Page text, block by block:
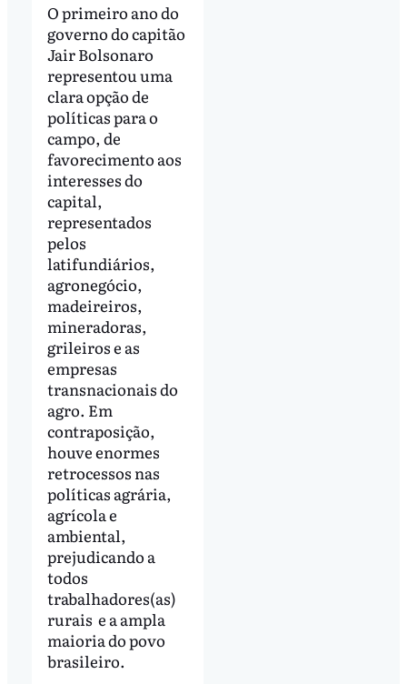
O primeiro ano do
governo do capitão
Jair Bolsonaro
representou uma
clara opção de
políticas para o
campo, de
favorecimento aos
interesses do
capital,
representados
pelos
latifundiários,
agronegócio,
madeireiros,
mineradoras,
grileiros e as
empresas
transnacionais do
agro. Em
contraposição,
houve enormes
retrocessos nas
políticas agrária,
agrícola e
ambiental,
prejudicando a
todos
trabalhadores(as)
rurais e a ampla
maioria do povo
brasileiro.